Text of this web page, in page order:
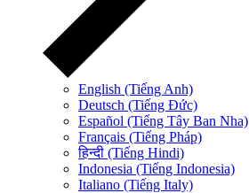
English (Tiếng Anh)
Deutsch (Tiếng Đức)
Español (Tiếng Tây Ban Nha)
Français (Tiếng Pháp)
हिन्दी (Tiếng Hindi)
Indonesia (Tiếng Indonesia)
Italiano (Tiếng Italy)